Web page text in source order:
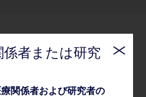
者または研究
関係者および研究者の